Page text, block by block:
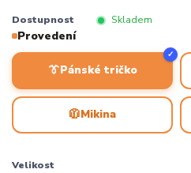
Dostupnost Skladem
Provedení
👔Pánské tričko
✓
🧥Mikina
Velikost